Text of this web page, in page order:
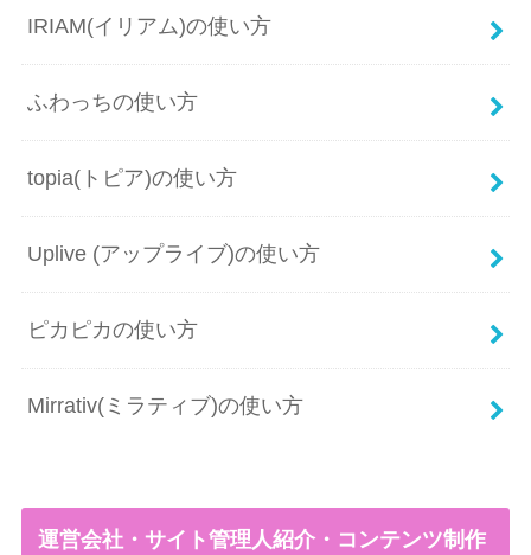
IRIAM(イリアム)の使い方
ふわっちの使い方
topia(トピア)の使い方
Uplive (アップライブ)の使い方
ピカピカの使い方
Mirrativ(ミラティブ)の使い方
運営会社・サイト管理人紹介・コンテンツ制作